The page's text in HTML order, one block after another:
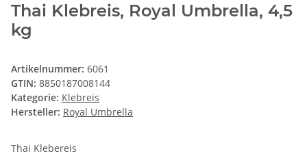
Thai Klebreis, Royal Umbrella, 4,5
kg
Artikelnummer: 6061
GTIN: 8850187008144
Kategorie: Klebreis
Hersteller: Royal Umbrella
Thai Klebereis